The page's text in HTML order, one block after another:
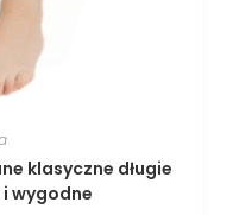
klasyczne długie
wygodne